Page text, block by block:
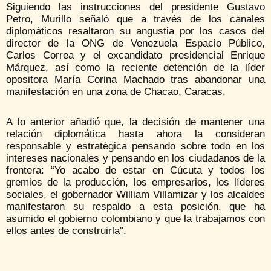
Siguiendo las instrucciones del presidente Gustavo
Petro, Murillo señaló que a través de los canales
diplomáticos resaltaron su angustia por los casos del
director de la ONG de Venezuela Espacio Público,
Carlos Correa y el excandidato presidencial Enrique
Márquez, así como la reciente detención de la líder
opositora María Corina Machado tras abandonar una
manifestación en una zona de Chacao, Caracas.
A lo anterior añadió que, la decisión de mantener una
relación diplomática hasta ahora la consideran
responsable y estratégica pensando sobre todo en los
intereses nacionales y pensando en los ciudadanos de la
frontera: “Yo acabo de estar en Cúcuta y todos los
gremios de la producción, los empresarios, los líderes
sociales, el gobernador William Villamizar y los alcaldes
manifestaron su respaldo a esta posición, que ha
asumido el gobierno colombiano y que la trabajamos con
ellos antes de construirla”.